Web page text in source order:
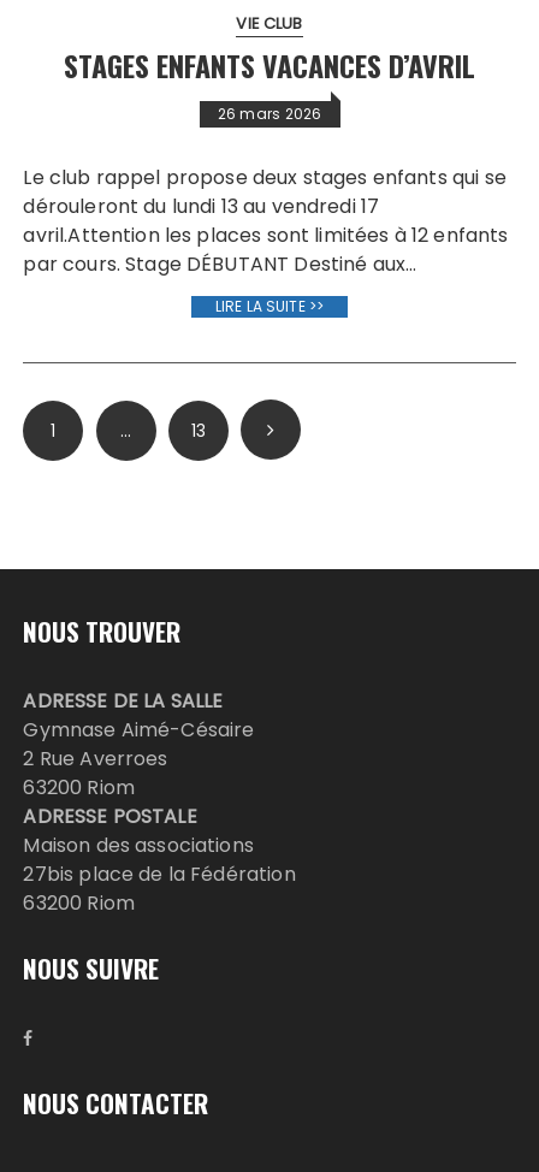
VIE CLUB
STAGES ENFANTS VACANCES D’AVRIL
26 mars 2026
Le club rappel propose deux stages enfants qui se
dérouleront du lundi 13 au vendredi 17
avril.Attention les places sont limitées à 12 enfants
par cours. Stage DÉBUTANT Destiné aux…
LIRE LA SUITE >>
Pagination
des
1 … 13
NOUS TROUVER
ADRESSE DE LA SALLE
Gymnase Aimé-Césaire
2 Rue Averroes
63200 Riom
ADRESSE POSTALE
Maison des associations
27bis place de la Fédération
63200 Riom
NOUS SUIVRE
NOUS CONTACTER